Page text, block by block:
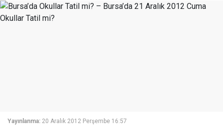
Yayınlanma: 20 Aralık 2012 Perşembe 16:57